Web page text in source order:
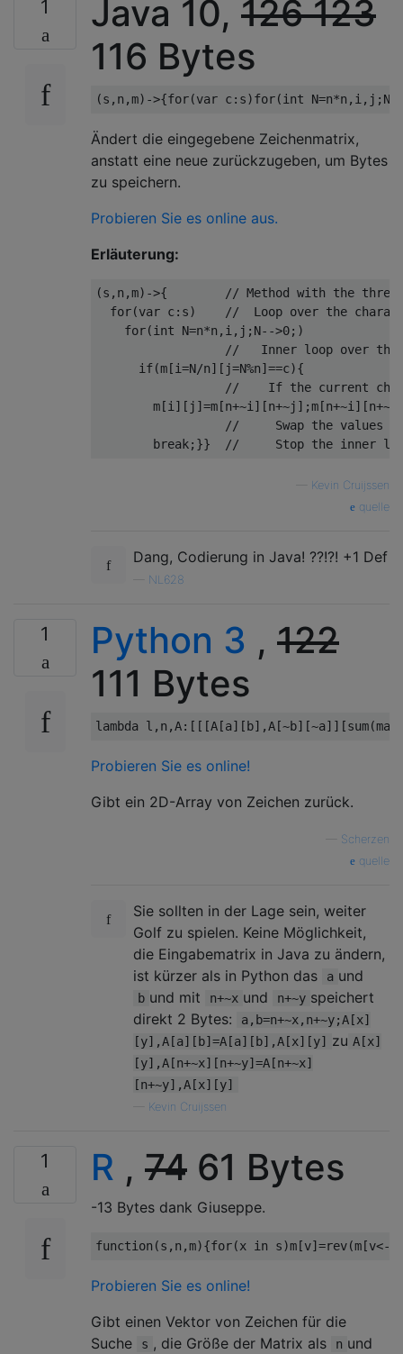
1 Java 10, 126123
116 Bytes
(s , n ,m)->{for(var c : s)for(int N=n*n , i , j ; N
Ändert die eingegebene Zeichenmatrix,
anstatt eine neue zurückzugeben, um Bytes
zu speichern.
Probieren Sie es online aus.
Erläuterung:
(s , n ,m)->{
// Method with the three
for(var c : s)
//  Loop over the
for(int N=n*n , i , j ; N-->0;)
//   Inner loop over the
if(m [i=N/n][ j=N%n]==c){
//    If the current
        m
[i ][ j ]=m [n+~i ][n+~j ];m [n+~i ][n+~
//     Swap the values
break;}} //     Stop the inner
Kevin Cruijssen
quelle
Dang, Codierung in Java! ??!?! +1 Def
NL628
1 Python 3 , 122
111 Bytes
lambda l , n ,A:[[[A [a][ b],A [~b][~a]][sum(map
Probieren Sie es online!
Gibt ein 2D-Array von Zeichen zurück.
Scherzen
quelle
Sie sollten in der Lage sein, weiter
Golf zu spielen. Keine Möglichkeit,
die Eingabematrix in Java zu ändern,
ist kürzer als in Python das
a und
b und mit n+~x und n+~y speichert
direkt 2 Bytes:
a,b=n+~x,n+~y;A[x]
[y],A[a][b]=A[a][b],A[x][y]
zu A[x]
[y],A[n+~x][n+~y]=A[n+~x]
[n+~y],A[x][y]
Kevin Cruijssen
1 R , 74 61 Bytes
-13 Bytes dank Giuseppe.
function (s , n ,m){for(x in s)m [v]=rev(m [v<-(
Probieren Sie es online!
Gibt einen Vektor von Zeichen für die
Suche
s , die Größe der Matrix als n und